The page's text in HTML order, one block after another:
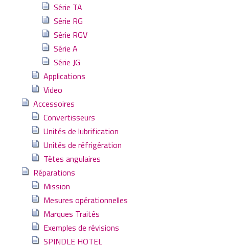
Série TA
Série RG
Série RGV
Série A
Série JG
Applications
Video
Accessoires
Convertisseurs
Unités de lubrification
Unités de réfrigération
Tètes angulaires
Réparations
Mission
Mesures opérationnelles
Marques Traités
Exemples de révisions
SPINDLE HOTEL